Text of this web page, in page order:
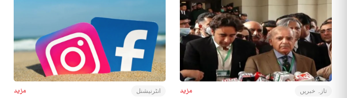
تازہ خبریں مزید انٹرنیشنل مزید